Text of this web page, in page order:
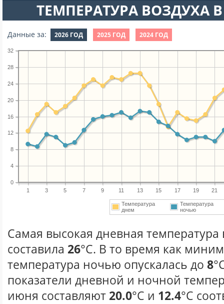
ТЕМПЕРАТУРА ВОЗДУХА
Данные за: 2026 ГОД 2025 ГОД 2024 ГОД
1 3 5 7 9 11 13 15 17 19 21
0
4
8
12
16
20
24
28
32
Температура
днем
Температура
ночью
Самая высокая дневная
составила 26°С. В то время как
температура ночью опускалась до 8
показатели дневной и ночной
июня составляют 20.0°С и 12.4°С